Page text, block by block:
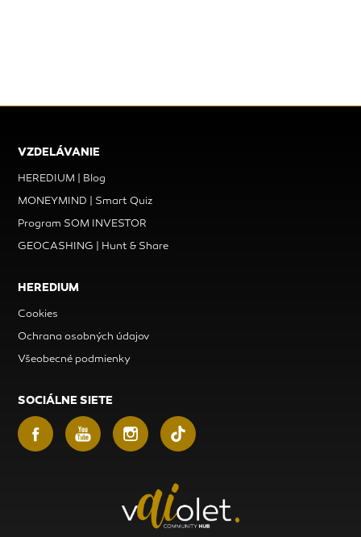
VZDELÁVANIE
HEREDIUM | Blog
MONEYMIND | Smart Quiz
Program SOM INVESTOR
GEOCASHING | Hunt & Share
HEREDIUM
Cookies
Ochrana osobných údajov
Všeobecné podmienky
SOCIÁLNE SIETE